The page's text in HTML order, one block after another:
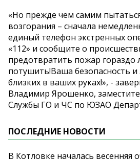
«Но прежде чем самим
возгорания – сначала
единый телефон экстренных
«112» и сообщите о
предотвратить пожар гораздо
потушить!Ваша безопасность
близких в ваших руках!», -
Владимир Ярошенко,
Службы ГО и ЧС по ЮЗАО
ПОСЛЕДНИЕ НОВОСТИ
В Котловке началась весенняя